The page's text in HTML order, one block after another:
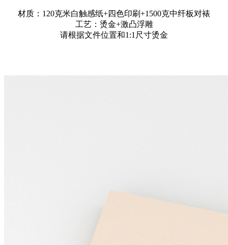
材质：120克米白触感纸+四色印刷+1500克中纤板对裱
工艺：烫金+激凸浮雕
请根据文件位置和1:1尺寸烫金